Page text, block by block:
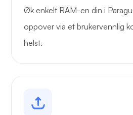
Øk enkelt RAM-en din i
oppover via et brukervennlig
helst.